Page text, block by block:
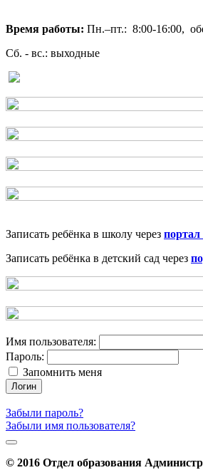
Время работы: Пн.–пт.: 8:00-16:00,
Сб. - вс.: выходные
Записать ребёнка в школу через портал
Записать ребёнка в детский сад через
Имя пользователя:
Пароль:
Запомнить меня
Логин
Забыли пароль?
Забыли имя пользователя?
© 2016 Отдел образования